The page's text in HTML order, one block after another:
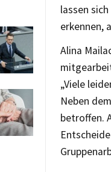
lassen
erkennen,
Alina
„Viele
Neben
betroffen.